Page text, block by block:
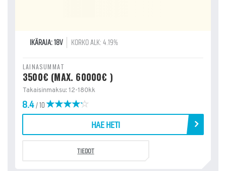
IKÄRAJA: 18V KORKO ALK: 4.19%
LAINASUMMAT
3500€ (MAX. 60000€ )
Takaisinmaksu: 12-180kk
8.4/ 10
HAE HETI
TIEDOT